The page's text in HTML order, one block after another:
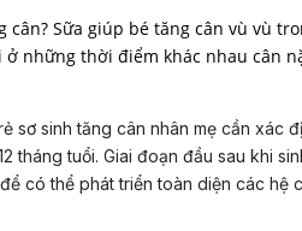
cân? Sữa giúp bé tăng cân vù vù
những thời điểm khác nhau cân
sơ sinh tăng cân nhân mẹ cần xác
tháng tuổi. Giai đoạn đầu sau khi
có thể phát triển toàn diện các hệ